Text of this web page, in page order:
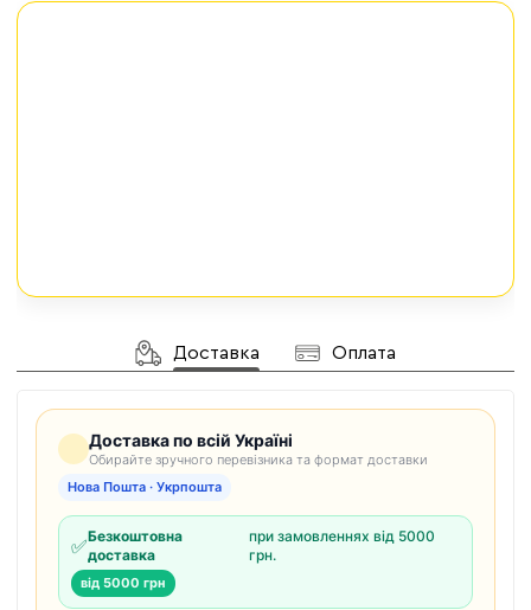
Доставка Оплата
Доставка по всій Україні
Обирайте зручного перевізника та формат доставки
Нова Пошта · Укрпошта
✅Безкоштовна
доставка
при замовленнях від 5000
грн.
від 5000 грн